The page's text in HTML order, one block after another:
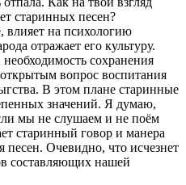
старинных песен?
влияет на психологию
отражает его культуру.
сохранения
вопрос воспитания
В этом плане старинные
значений. Я думаю,
мы не слушаем и не поём
старинный говор и манера
песен. Очевидно, что исчезнет
составляющих нашей